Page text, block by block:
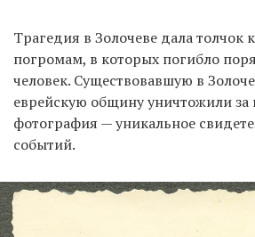
Трагедия в Золочеве дала толчок
погромам, в которых погибло
человек. Существовавшую в
еврейскую общину уничтожили за
фотография — уникальное
событий.